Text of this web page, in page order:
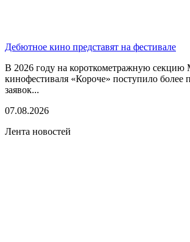
Дебютное кино представят на фестивале
В 2026 году на короткометражную секцию
кинофестиваля «Короче» поступило более
заявок...
07.08.2026
Лента новостей